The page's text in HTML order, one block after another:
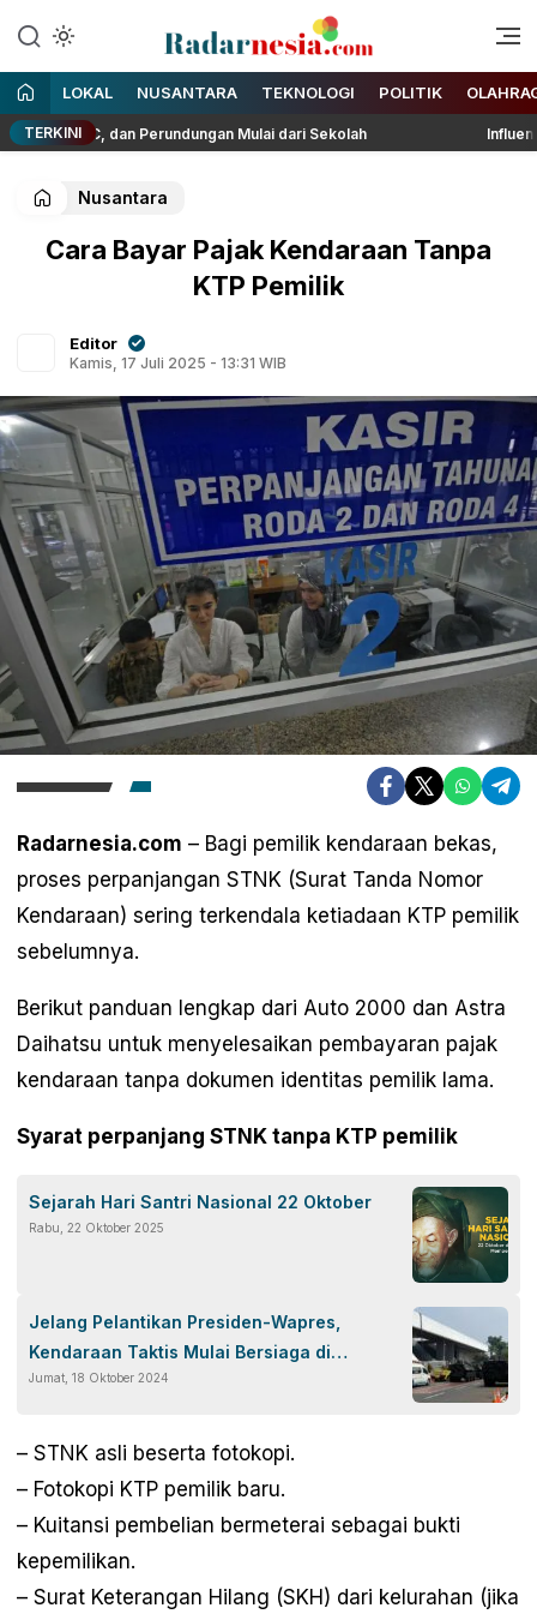
Radarnesia
Enak Dibaca
LOKAL NUSANTARA TEKNOLOGI POLITIK
TERKINI
dan Perundungan Mulai dari Sekolah Influencer
Nusantara
Cara Bayar Pajak Kendaraan Tanpa
KTP Pemilik
Editor
Kamis, 17 Juli 2025 - 13:31 WIB
Radarnesia.com – Bagi pemilik kendaraan bekas,
proses perpanjangan STNK (Surat Tanda Nomor
Kendaraan) sering terkendala ketiadaan KTP pemilik
sebelumnya.
Berikut panduan lengkap dari Auto 2000 dan Astra
Daihatsu untuk menyelesaikan pembayaran pajak
kendaraan tanpa dokumen identitas pemilik lama.
Syarat perpanjang STNK tanpa KTP pemilik
Sejarah Hari Santri Nasional 22 Oktober
Rabu, 22 Oktober 2025
Jelang Pelantikan Presiden-Wapres,
Kendaraan Taktis Mulai Bersiaga di
Kompleks MPR
Jumat, 18 Oktober 2024
– STNK asli beserta fotokopi.
– Fotokopi KTP pemilik baru.
– Kuitansi pembelian bermeterai sebagai bukti
kepemilikan.
– Surat Keterangan Hilang (SKH) dari kelurahan (jika